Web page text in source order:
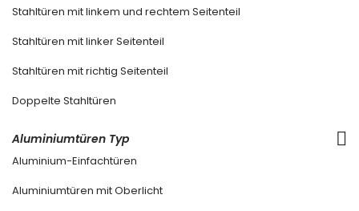
Stahltüren mit linkem und rechtem Seitenteil
Stahltüren mit linker Seitenteil
Stahltüren mit richtig Seitenteil
Doppelte Stahltüren
Aluminiumtüren Typ
Aluminium-Einfachtüren
Aluminiumtüren mit Oberlicht